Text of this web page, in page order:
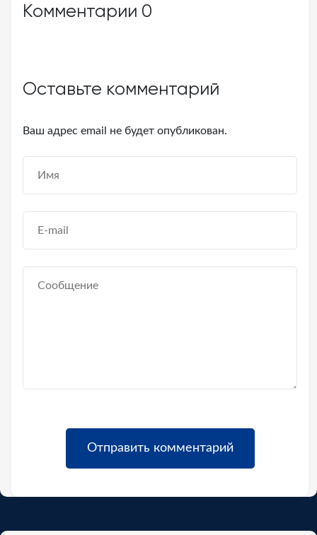
Комментарии 0
Оставьте комментарий
Ваш адрес email не будет опубликован.